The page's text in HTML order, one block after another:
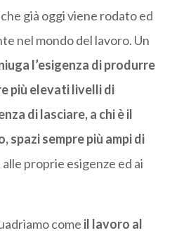
già oggi viene rodato ed
nel mondo del lavoro. Un
l’esigenza di produrre
più elevati livelli di
di lasciare, a chi è il
sempre più ampi di
proprie esigenze ed ai
come il lavoro al